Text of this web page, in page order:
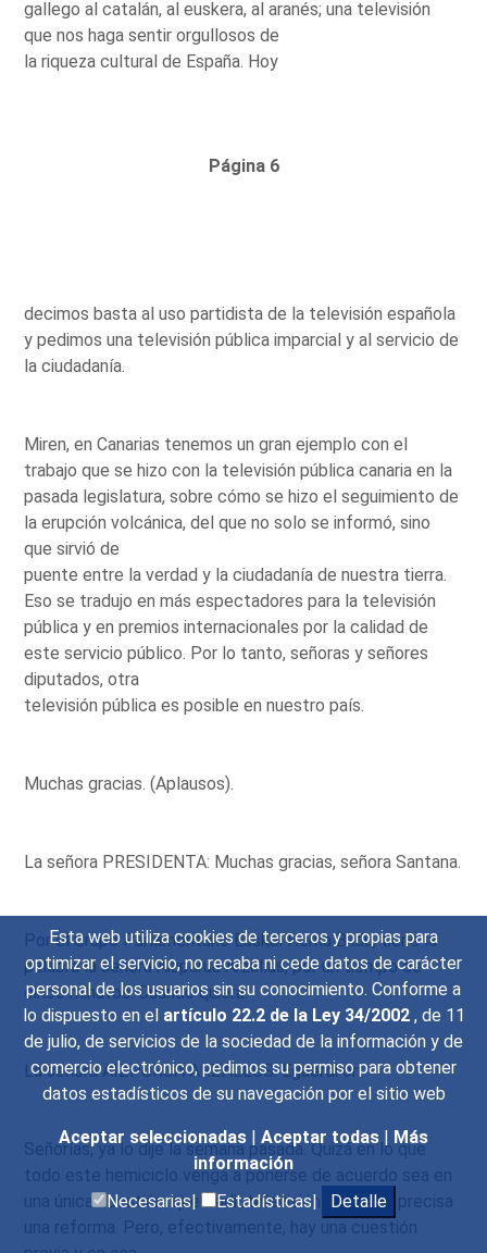
Esta web utiliza cookies de terceros y propias para
optimizar el servicio, no recaba ni cede datos de carácter
personal de los usuarios sin su conocimiento. Conforme a
lo dispuesto en el artículo 22.2 de la Ley 34/2002 , de 11
de julio, de servicios de la sociedad de la información y de
comercio electrónico, pedimos su permiso para obtener
datos estadísticos de su navegación por el sitio web
Aceptar seleccionadas | Aceptar todas| Más
información
Necesarias|
Estadísticas| Detalle
gallego al catalán, al euskera, al aranés; una televisión
que nos haga sentir orgullosos de
la riqueza cultural de España. Hoy
Página 6
decimos basta al uso partidista de la televisión española
y pedimos una televisión pública imparcial y al servicio de
la ciudadanía.
Miren, en Canarias tenemos un gran ejemplo con el
trabajo que se hizo con la televisión pública canaria en la
pasada legislatura, sobre cómo se hizo el seguimiento de
la erupción volcánica, del que no solo se informó, sino
que sirvió de
puente entre la verdad y la ciudadanía de nuestra tierra.
Eso se tradujo en más espectadores para la televisión
pública y en premios internacionales por la calidad de
este servicio público. Por lo tanto, señoras y señores
diputados, otra
televisión pública es posible en nuestro país.
Muchas gracias. (Aplausos).
La señora PRESIDENTA: Muchas gracias, señora Santana.
Por el Grupo Parlamentario Euskal Herria Bildu, tiene la
palabra la señora Aizpurua Arzallus, por un tiempo de
cinco minutos. Cuando quiera.
La señora AIZPURUA ARZALLUS: Eguerdi on.
Señorías, ya lo dije la semana pasada. Quizá en lo que
todo este hemiciclo venga a ponerse de acuerdo sea en
una única cuestión: que Radiotelevisión Española precisa
una reforma. Pero, efectivamente, hay una cuestión